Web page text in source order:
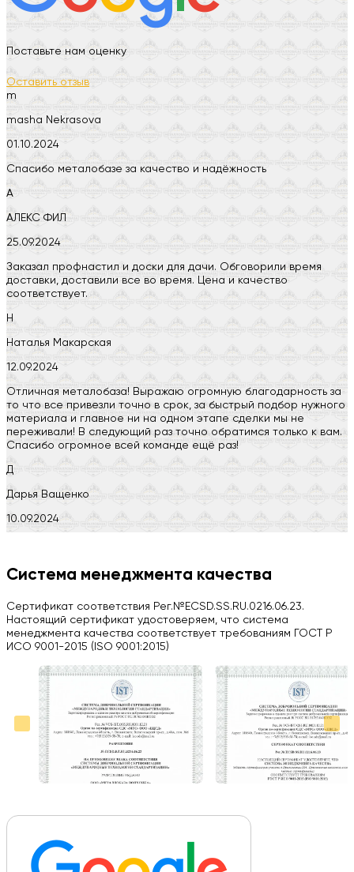
Поставьте нам оценку
Оставить отзыв
m
masha Nekrasova
01.10.2024
Спасибо металобазе за качество и надёжность
А
АЛЕКС ФИЛ
25.09.2024
Заказал профнастил и доски для дачи. Обговорили время
доставки, доставили все во время. Цена и качество
соответствует.
Н
Наталья Макарская
12.09.2024
Отличная металобаза! Выражаю огромную благодарность за
то что все привезли точно в срок, за быстрый подбор нужного
материала и главное ни на одном этапе сделки мы не
переживали! В следующий раз точно обратимся только к вам.
Спасибо огромное всей команде ещё раз!
Д
Дарья Ващенко
10.09.2024
H
03.09.2024
Вся работа выполнена в срок. Всем рекомендую
Больше отзывов на Google Maps
Система менеджмента качества
Сертификат соответствия Рег.№ECSD.SS.RU.0216.06.23.
Настоящий сертификат удостоверяем, что система
менеджмента качества соответствует требованиям ГОСТ Р
ИСО 9001-2015 (ISO 9001:2015)